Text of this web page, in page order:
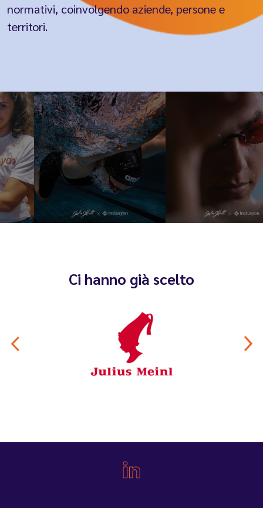
normativi, coinvolgendo aziende, persone e
territori.
Ci hanno già scelto